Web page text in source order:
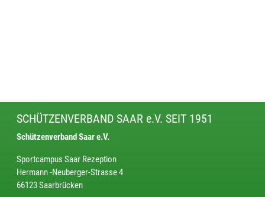
SCHÜTZENVERBAND SAAR e.V. SEIT 1951
Schützenverband Saar e.V.
Sportcampus Saar Rezeption
Hermann -Neuberger-Strasse 4
66123 Saarbrücken